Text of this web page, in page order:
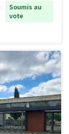
Soumis au
vote